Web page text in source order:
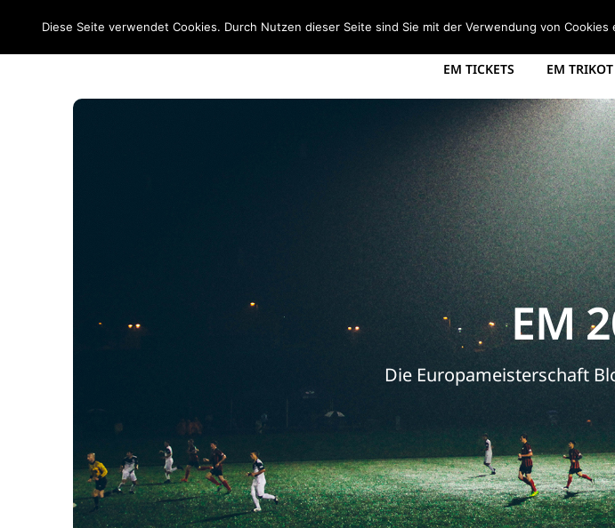
EM 2020 STARTSEITE EM 2008
EM TICKETS EM TRIKOT
EM
Die Europameisterschaft
Diese Seite verwendet Cookies. Durch Nutzen dieser Seite sind Sie mit der Verwendung von